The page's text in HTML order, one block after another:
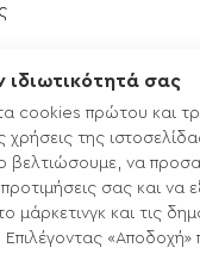
ιδιωτικότητά σας
cookies πρώτου και
χρήσεις της
βελτιώσουμε, να
σας και να
μάρκετινγκ και τις
Επιλέγοντας «Αποδοχή»
2020
2027